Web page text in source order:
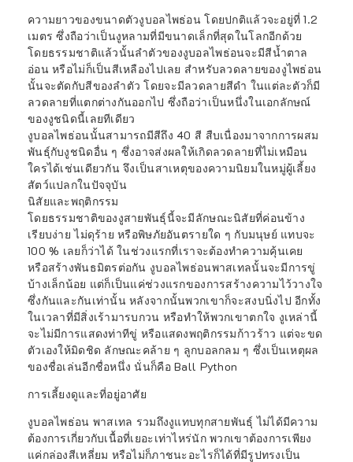
ความยาวของขนาดตัวงูบอลไพธ่อน โดยปกติแล้วจะอยู่ที่ 1.2
เมตร ซึ่งถือว่าเป็นงูหลามที่มีขนาดเล็กที่สุดในโลกอีกด้วย
โดยธรรมชาติแล้วนั้นลำตัวของงูบอลไพธ่อนจะมีสีน้ำตาล
อ่อน หรือไม่ก็เป็นสีเหลืองไปเลย สำหรับลวดลายของงูไพธ่อน
นั้นจะตัดกับสีของลำตัว โดยจะมีลวดลายสีดำ ในแต่ละตัวก็มี
ลวดลายที่แตกต่างกันออกไป ซึ่งถือว่าเป็นหนึ่งในเอกลักษณ์
ของงูชนิดนี้เลยทีเดียว
งูบอลไพธ่อนนั้นสามารถมีสีถึง 40 สี สืบเนื่องมาจากการผสม
พันธุ์กับงูชนิดอื่น ๆ ซึ่งอาจส่งผลให้เกิดลวดลายที่ไม่เหมือน
ใครได้เช่นเดียวกัน จึงเป็นสาเหตุของความนิยมในหมู่ผู้เลี้ยง
สัตว์แปลกในปัจจุบัน
นิสัยและพฤติกรรม
โดยธรรมชาติของงูสายพันธุ์นี้จะมีลักษณะนิสัยที่ค่อนข้าง
เรียบง่าย ไม่ดุร้าย หรือพิษภัยอันตรายใด ๆ กับมนุษย์ แทบจะ
100 % เลยก็ว่าได้ ในช่วงแรกที่เราจะต้องทำความคุ้นเคย
หรือสร้างพันธมิตรต่อกัน งูบอลไพธ่อนพาสเทลนั้นจะมีการขู่
บ้างเล็กน้อย แต่ก็เป็นแค่ช่วงแรกของการสร้างความไว้วางใจ
ซึ่งกันและกันเท่านั้น หลังจากนั้นพวกเขาก็จะสงบนิ่งไป อีกทั้ง
ในเวลาที่มีสิ่งเร้ามารบกวน หรือทำให้พวกเขาตกใจ งูเหล่านี้
จะไม่มีการแสดงท่าทีขู่ หรือแสดงพฤติกรรมก้าวร้าว แต่จะขด
ตัวเองให้มิดชิด ลักษณะคล้าย ๆ ลูกบอลกลม ๆ ซึ่งเป็นเหตุผล
ของชื่อเล่นอีกชื่อหนึ่ง นั่นก็คือ Ball Python
การเลี้ยงดูและที่อยู่อาศัย
งูบอลไพธ่อน พาสเทล รวมถึงงูแทบทุกสายพันธุ์ ไม่ได้มีความ
ต้องการเกี่ยวกับเนื้อที่เยอะเท่าไหร่นัก พวกเขาต้องการเพียง
แค่กล่องสีเหลี่ยม หรือไม่ก็ภาชนะอะไรก็ได้ที่มีรูปทรงเป็น